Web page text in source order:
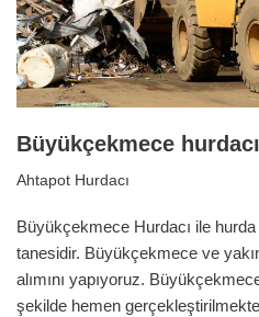
Büyükçekmece hurdacı
Ahtapot Hurdacı
Büyükçekmece Hurdacı ile hurda
tanesidir. Büyükçekmece ve
alımını yapıyoruz.
şekilde hemen